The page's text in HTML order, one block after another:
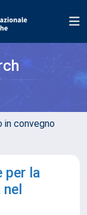
in convegno
per la